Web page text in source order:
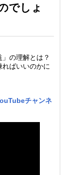
でしょ
の理解とは？
ばいいのかに
チャンネ